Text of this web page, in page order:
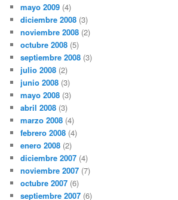
mayo 2009 (4)
diciembre 2008 (3)
noviembre 2008 (2)
octubre 2008 (5)
septiembre 2008 (3)
julio 2008 (2)
junio 2008 (3)
mayo 2008 (3)
abril 2008 (3)
marzo 2008 (4)
febrero 2008 (4)
enero 2008 (2)
diciembre 2007 (4)
noviembre 2007 (7)
octubre 2007 (6)
septiembre 2007 (6)